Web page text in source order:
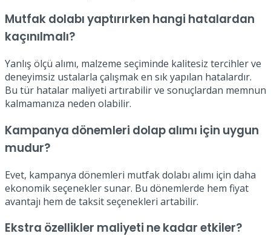
Mutfak dolabı yaptırırken hangi hatalardan
kaçınılmalı?
Yanlış ölçü alımı, malzeme seçiminde kalitesiz tercihler ve
deneyimsiz ustalarla çalışmak en sık yapılan hatalardır.
Bu tür hatalar maliyeti artırabilir ve sonuçlardan memnun
kalmamanıza neden olabilir.
Kampanya dönemleri dolap alımı için uygun
mudur?
Evet, kampanya dönemleri mutfak dolabı alımı için daha
ekonomik seçenekler sunar. Bu dönemlerde hem fiyat
avantajı hem de taksit seçenekleri artabilir.
Ekstra özellikler maliyeti ne kadar etkiler?